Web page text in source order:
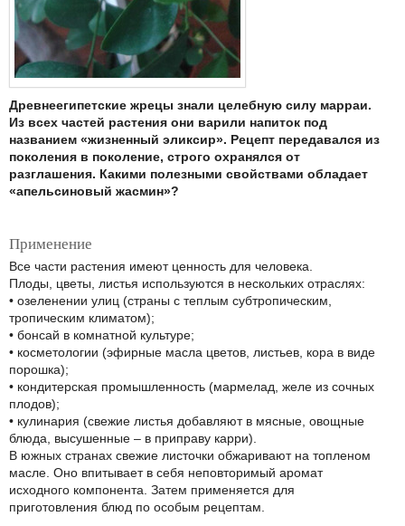
Древнеегипетские жрецы знали целебную силу марраи.
Из всех частей растения они варили напиток под
названием «жизненный эликсир». Рецепт передавался из
поколения в поколение, строго охранялся от
разглашения. Какими полезными свойствами обладает
«апельсиновый жасмин»?
Применение
Все части растения имеют ценность для человека.
Плоды, цветы, листья используются в нескольких отраслях:
• озеленении улиц (страны с теплым субтропическим,
тропическим климатом);
• бонсай в комнатной культуре;
• косметологии (эфирные масла цветов, листьев, кора в виде
порошка);
• кондитерская промышленность (мармелад, желе из сочных
плодов);
• кулинария (свежие листья добавляют в мясные, овощные
блюда, высушенные – в приправу карри).
В южных странах свежие листочки обжаривают на топленом
масле. Оно впитывает в себя неповторимый аромат
исходного компонента. Затем применяется для
приготовления блюд по особым рецептам.